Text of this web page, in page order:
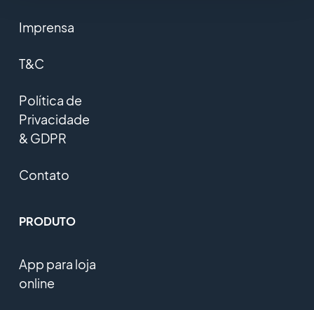
Imprensa
T&C
Política de
Privacidade
& GDPR
Contato
PRODUTO
App para loja
online